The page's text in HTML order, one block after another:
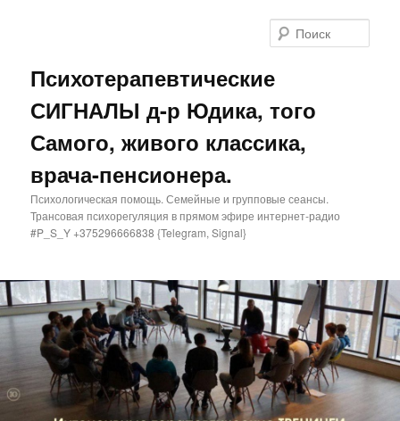
Психотерапевтические
СИГНАЛЫ д-р Юдика, того
Самого, живого классика,
врача-пенсионера.
Психологическая помощь. Семейные и групповые сеансы.
Трансовая психорегуляция в прямом эфире интернет-радио
#P_S_Y +375296666838 {Telegram, Signal}